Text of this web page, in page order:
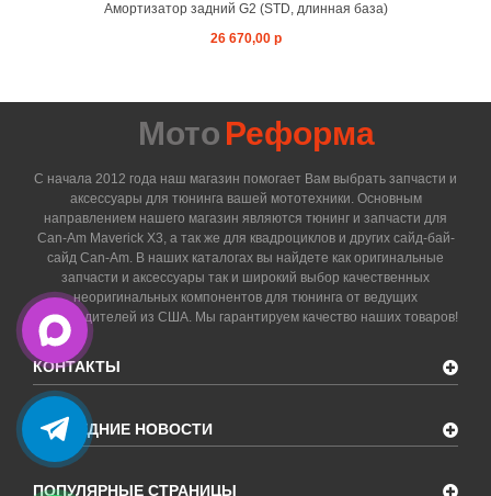
Амортизатор задний G2 (STD, длинная база)
26 670,00 р
Мото Реформа
С начала 2012 года наш магазин помогает Вам выбрать запчасти и
аксессуары для тюнинга вашей мототехники. Основным
направлением нашего магазин являются тюнинг и запчасти для
Can-Am Maverick X3, а так же для квадроциклов и других сайд-бай-
сайд Can-Am. В наших каталогах вы найдете как оригинальные
запчасти и аксессуары так и широкий выбор качественных
неоригинальных компонентов для тюнинга от ведущих
производителей из США. Мы гарантируем качество наших товаров!
КОНТАКТЫ
ПОСЛЕДНИЕ НОВОСТИ
ПОПУЛЯРНЫЕ СТРАНИЦЫ